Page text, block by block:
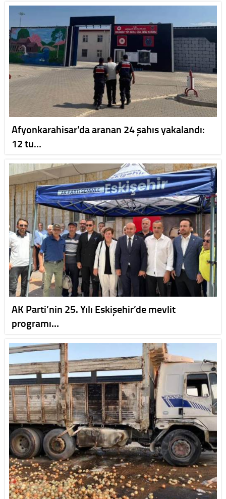
Afyonkarahisar’da aranan 24 şahıs yakalandı:
12 tu…
AK Parti’nin 25. Yılı Eskişehir’de mevlit
programı…